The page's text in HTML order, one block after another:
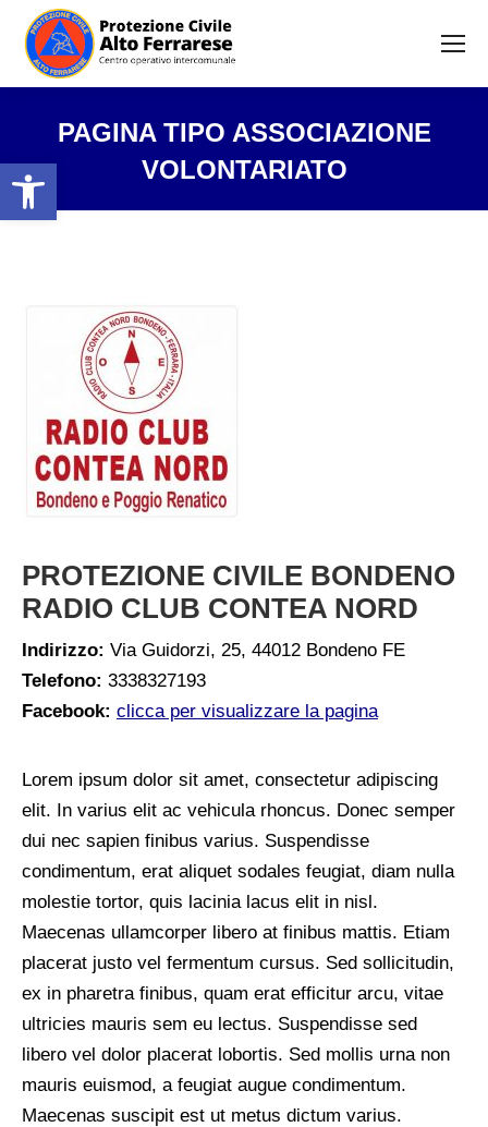
Open toolbar
PAGINA TIPO ASSOCIAZIONE
VOLONTARIATO
PROTEZIONE CIVILE BONDENO
RADIO CLUB CONTEA NORD
Indirizzo: Via Guidorzi, 25, 44012 Bondeno FE
Telefono: 3338327193
Facebook: clicca per visualizzare la pagina
Lorem ipsum dolor sit amet, consectetur adipiscing
elit. In varius elit ac vehicula rhoncus. Donec semper
dui nec sapien finibus varius. Suspendisse
condimentum, erat aliquet sodales feugiat, diam nulla
molestie tortor, quis lacinia lacus elit in nisl.
Maecenas ullamcorper libero at finibus mattis. Etiam
placerat justo vel fermentum cursus. Sed sollicitudin,
ex in pharetra finibus, quam erat efficitur arcu, vitae
ultricies mauris sem eu lectus. Suspendisse sed
libero vel dolor placerat lobortis. Sed mollis urna non
mauris euismod, a feugiat augue condimentum.
Maecenas suscipit est ut metus dictum varius.